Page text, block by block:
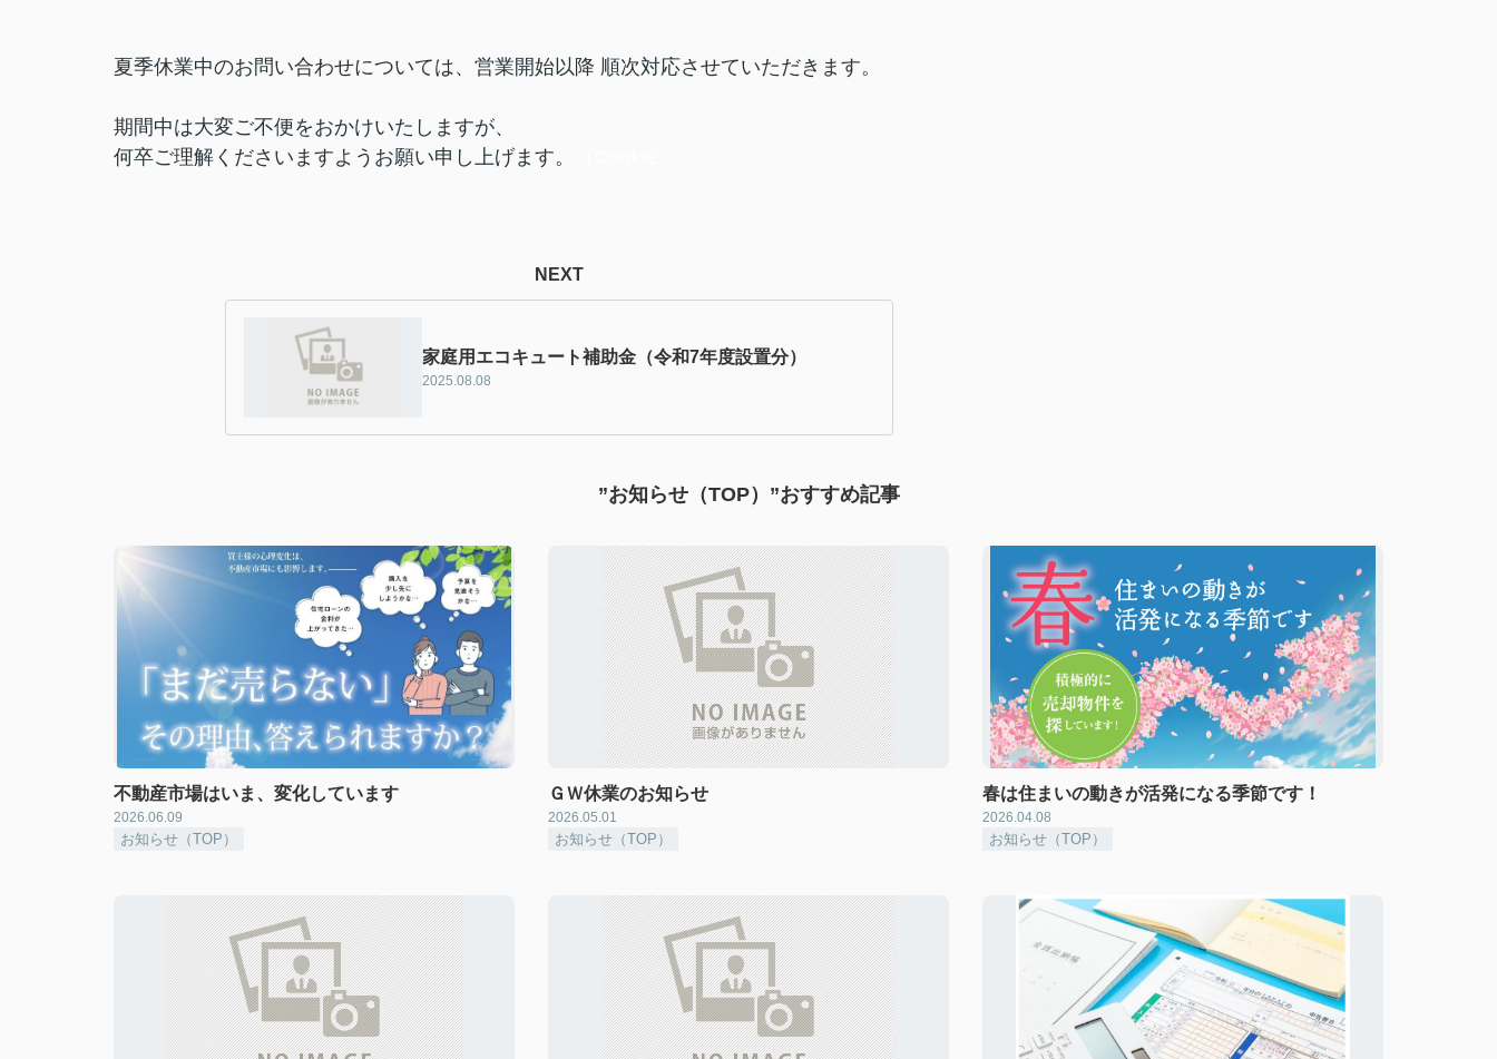
夏季休業中のお問い合わせについては、営業開始以降 順次対応させていただきます。
期間中は大変ご不便をおかけいたしますが、
何卒ご理解くださいますようお願い申し上げます。
NEXT
家庭用エコキュート補助金（令和7年度設置分）
2025.08.08
”お知らせ（TOP）”おすすめ記事
不動産市場はいま、変化しています
2026.06.09
お知らせ（TOP）
ＧＷ休業のお知らせ
2026.05.01
お知らせ（TOP）
春は住まいの動きが活発になる季節です！
2026.04.08
お知らせ（TOP）